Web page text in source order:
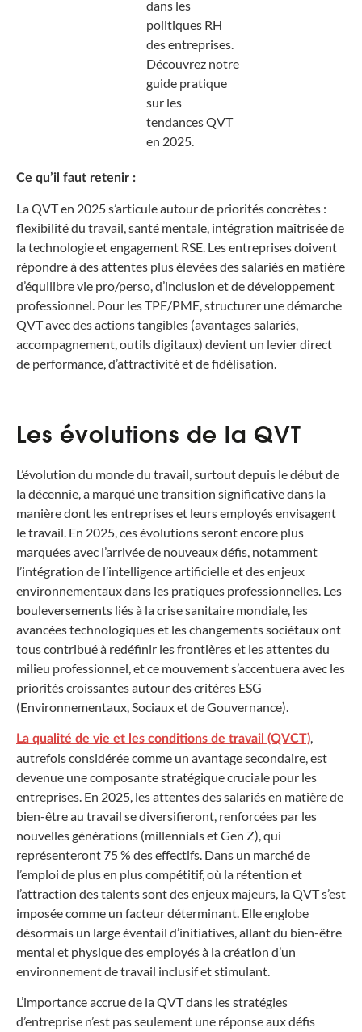
dans les
politiques RH
des entreprises.
Découvrez notre
guide pratique
sur les
tendances QVT
en 2025.
Ce qu’il faut retenir :
La QVT en 2025 s’articule autour de priorités concrètes :
flexibilité du travail, santé mentale, intégration maîtrisée de
la technologie et engagement RSE. Les entreprises doivent
répondre à des attentes plus élevées des salariés en matière
d’équilibre vie pro/perso, d’inclusion et de développement
professionnel. Pour les TPE/PME, structurer une démarche
QVT avec des actions tangibles (avantages salariés,
accompagnement, outils digitaux) devient un levier direct
de performance, d’attractivité et de fidélisation.
Les évolutions de la QVT
L’évolution du monde du travail, surtout depuis le début de
la décennie, a marqué une transition significative dans la
manière dont les entreprises et leurs employés envisagent
le travail. En 2025, ces évolutions seront encore plus
marquées avec l’arrivée de nouveaux défis, notamment
l’intégration de l’intelligence artificielle et des enjeux
environnementaux dans les pratiques professionnelles. Les
bouleversements liés à la crise sanitaire mondiale, les
avancées technologiques et les changements sociétaux ont
tous contribué à redéfinir les frontières et les attentes du
milieu professionnel, et ce mouvement s’accentuera avec les
priorités croissantes autour des critères ESG
(Environnementaux, Sociaux et de Gouvernance).
La qualité de vie et les conditions de travail (QVCT),
autrefois considérée comme un avantage secondaire, est
devenue une composante stratégique cruciale pour les
entreprises. En 2025, les attentes des salariés en matière de
bien-être au travail se diversifieront, renforcées par les
nouvelles générations (millennials et Gen Z), qui
représenteront 75 % des effectifs. Dans un marché de
l’emploi de plus en plus compétitif, où la rétention et
l’attraction des talents sont des enjeux majeurs, la QVT s’est
imposée comme un facteur déterminant. Elle englobe
désormais un large éventail d’initiatives, allant du bien-être
mental et physique des employés à la création d’un
environnement de travail inclusif et stimulant.
L’importance accrue de la QVT dans les stratégies
d’entreprise n’est pas seulement une réponse aux défis